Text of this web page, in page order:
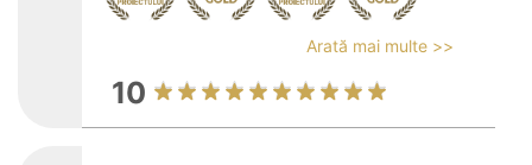
Arată mai multe >>
10